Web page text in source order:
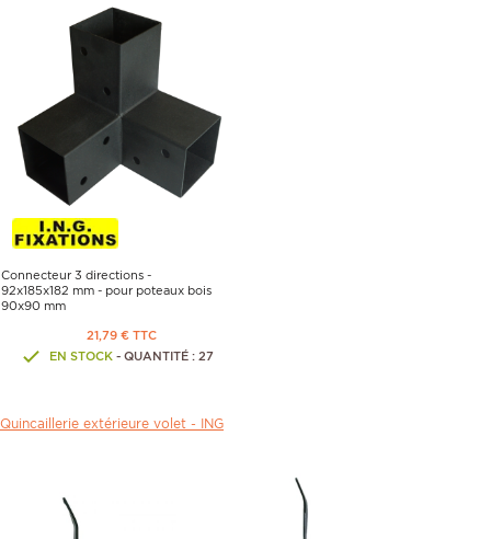
Connecteur 3 directions -
92x185x182 mm - pour poteaux bois
90x90 mm
21,79 € TTC
EN STOCK - QUANTITÉ : 27
Quincaillerie extérieure volet - ING